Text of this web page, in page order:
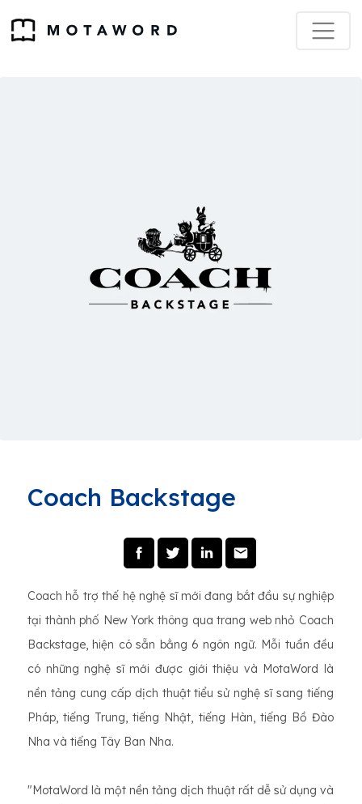
Coach Backstage
Coach hỗ trợ thế hệ nghệ sĩ mới đang bắt đầu sự nghiệp
tại thành phố New York thông qua trang web nhỏ Coach
Backstage, hiện có sẵn bằng 6 ngôn ngữ. Mỗi tuần đều
có những nghệ sĩ mới được giới thiệu và MotaWord là
nền tảng cung cấp dịch thuật tiểu sử nghệ sĩ sang tiếng
Pháp, tiếng Trung, tiếng Nhật, tiếng Hàn, tiếng Bồ Đào
Nha và tiếng Tây Ban Nha.
"MotaWord là một nền tảng dịch thuật rất dễ sử dụng và